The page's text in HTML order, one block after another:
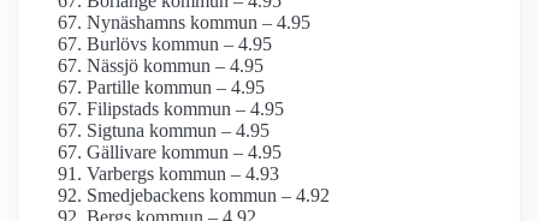
Nynäshamns kommun – 4.95
Burlövs kommun – 4.95
Nässjö kommun – 4.95
Partille kommun – 4.95
Filipstads kommun – 4.95
Sigtuna kommun – 4.95
Gällivare kommun – 4.95
Varbergs kommun – 4.93
Smedjebackens kommun – 4.92
Bergs kommun – 4.92